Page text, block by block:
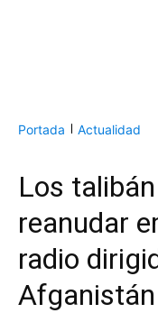
Portada Actualidad
Los
reanudar
radio
Afganistán